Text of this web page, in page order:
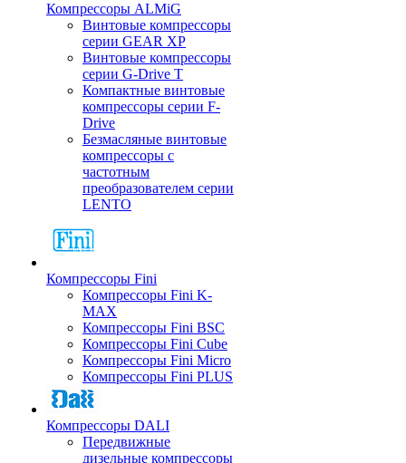
Компрессоры ALMiG
Винтовые компрессоры
серии GEAR XP
Винтовые компрессоры
серии G-Drive T
Компактные винтовые
компрессоры серии F-
Drive
Безмасляные винтовые
компрессоры с
частотным
преобразователем серии
LENTO
Компрессоры Fini
Компрессоры Fini K-
MAX
Компрессоры Fini BSC
Компрессоры Fini Cube
Компрессоры Fini Micro
Компрессоры Fini PLUS
Компрессоры DALI
Передвижные
дизельные компрессоры